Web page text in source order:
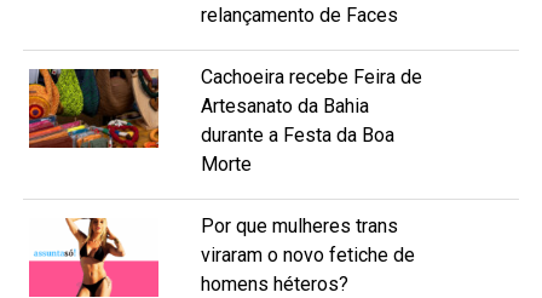
relançamento de Faces
Cachoeira recebe Feira de
Artesanato da Bahia
durante a Festa da Boa
Morte
Por que mulheres trans
viraram o novo fetiche de
homens héteros?